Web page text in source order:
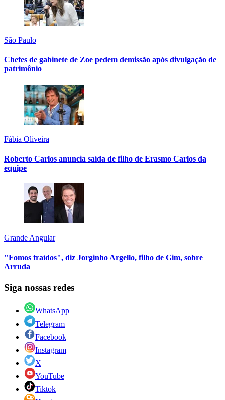
São Paulo
Chefes de gabinete de Zoe pedem demissão após divulgação de
patrimônio
Fábia Oliveira
Roberto Carlos anuncia saída de filho de Erasmo Carlos da
equipe
Grande Angular
"Fomos traídos", diz Jorginho Argello, filho de Gim, sobre
Arruda
Siga nossas redes
WhatsApp
Telegram
Facebook
Instagram
X
YouTube
Tiktok